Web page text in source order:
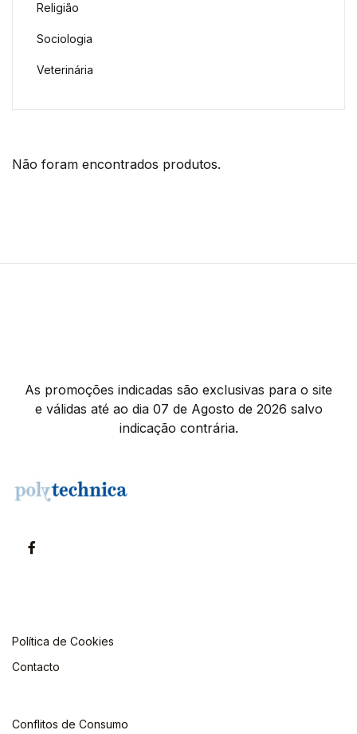
Não foram encontrados produtos.
Religião
Sociologia
Veterinária
As promoções indicadas são exclusivas para o site
e válidas até ao dia 07 de Agosto de 2026 salvo
indicação contrária.
Política de Cookies
Contacto
Conflitos de Consumo